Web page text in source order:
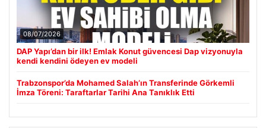
08/07/2026
DAP Yapı’dan bir ilk! Emlak Konut güvencesi Dap vizyonuyla
kendi kendini ödeyen ev modeli
Trabzonspor’da Mohamed Salah’ın Transferinde Görkemli
İmza Töreni: Taraftarlar Tarihi Ana Tanıklık Etti